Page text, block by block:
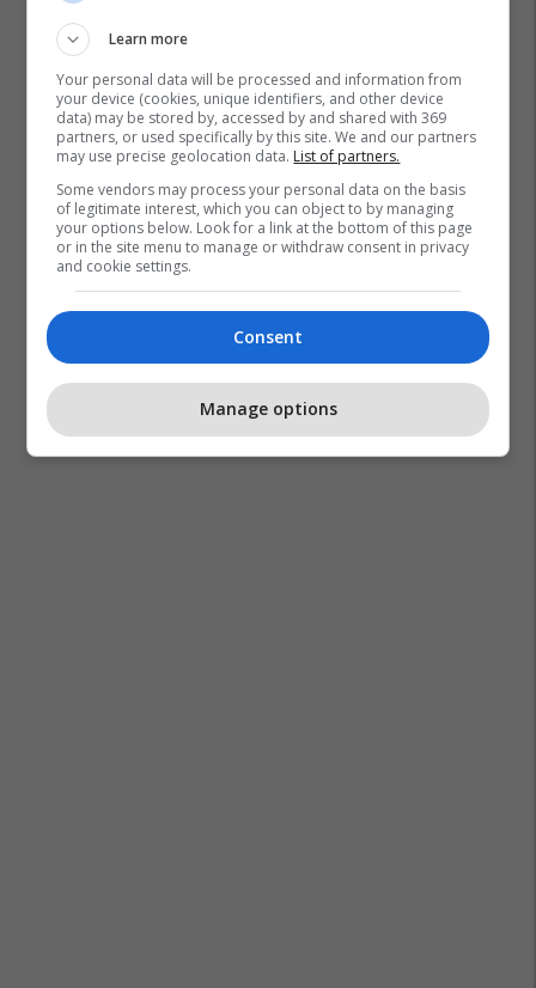
Learn more
Your personal data will be processed and information from
your device (cookies, unique identifiers, and other device
data) may be stored by, accessed by and shared with 369
partners, or used specifically by this site. We and our partners
may use precise geolocation data. List of partners.
Some vendors may process your personal data on the basis
of legitimate interest, which you can object to by managing
your options below. Look for a link at the bottom of this page
or in the site menu to manage or withdraw consent in privacy
and cookie settings.
Consent
Manage options